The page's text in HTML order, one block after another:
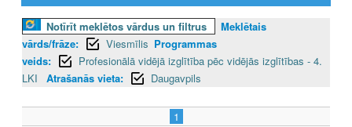
Notīrīt meklētos vārdus un filtrus
Meklētais
vārds/frāze:
Viesmīlis Programmas
veids:
Profesionālā vidējā izglītība pēc vidējās izglītības - 4.
LKI
Atrašanās vieta: Daugavpils
1